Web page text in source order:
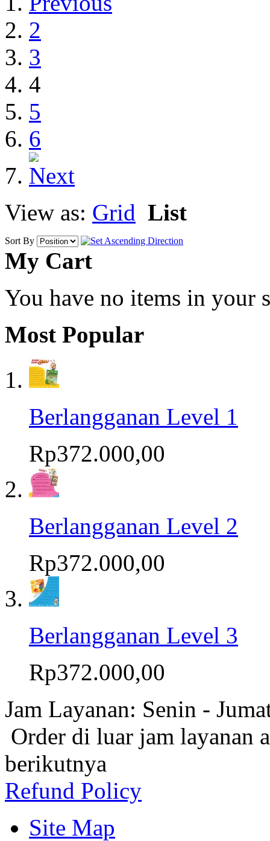
2
3
4
5
6
View as: Grid List
Sort By
My Cart
You have no items in your
Most Popular
Berlangganan Level 1
Rp372.000,00
Berlangganan Level 2
Rp372.000,00
Berlangganan Level 3
Rp372.000,00
Jam Layanan: Senin -
Order di luar jam layanan
berikutnya
Refund Policy
Site Map